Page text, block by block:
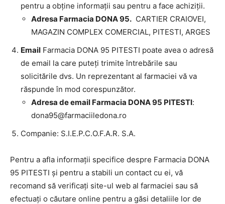
pentru a obține informații sau pentru a face achiziții.
Adresa Farmacia DONA 95. CARTIER CRAIOVEI,
MAGAZIN COMPLEX COMERCIAL, PITESTI, ARGES
Email Farmacia DONA 95 PITESTI poate avea o adresă
de email la care puteți trimite întrebările sau
solicitările dvs. Un reprezentant al farmaciei vă va
răspunde în mod corespunzător.
Adresa de email Farmacia DONA 95 PITESTI:
dona95@farmaciiledona.ro
Companie: S.I.E.P.C.O.F.A.R. S.A.
Pentru a afla informații specifice despre Farmacia DONA
95 PITESTI și pentru a stabili un contact cu ei, vă
recomand să verificați site-ul web al farmaciei sau să
efectuați o căutare online pentru a găsi detaliile lor de